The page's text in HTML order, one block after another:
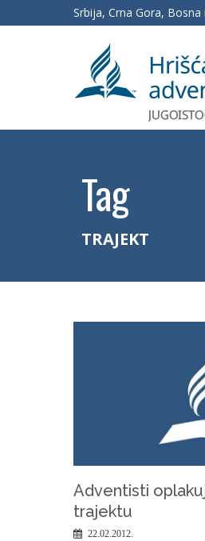
Srbija, Crna Gora,
Tag
TRAJEKT
Adventisti
trajektu
22.02.2012.